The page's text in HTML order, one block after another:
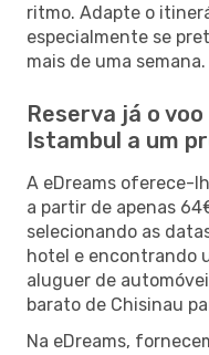
ritmo. Adapte o
especialmente se
mais de uma semana.
Reserva já o
Istambul a um
A eDreams oferece-
a partir de apenas
selecionando as
hotel e encontrando
aluguer de
barato de Chisinau
Na eDreams,